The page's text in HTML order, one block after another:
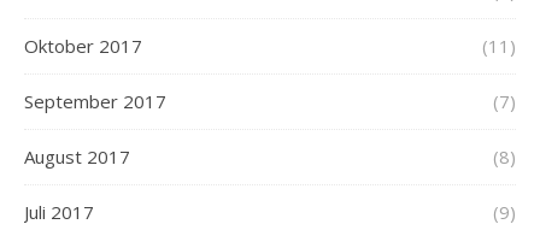
Oktober 2017 (11)
September 2017 (7)
August 2017 (8)
Juli 2017 (9)